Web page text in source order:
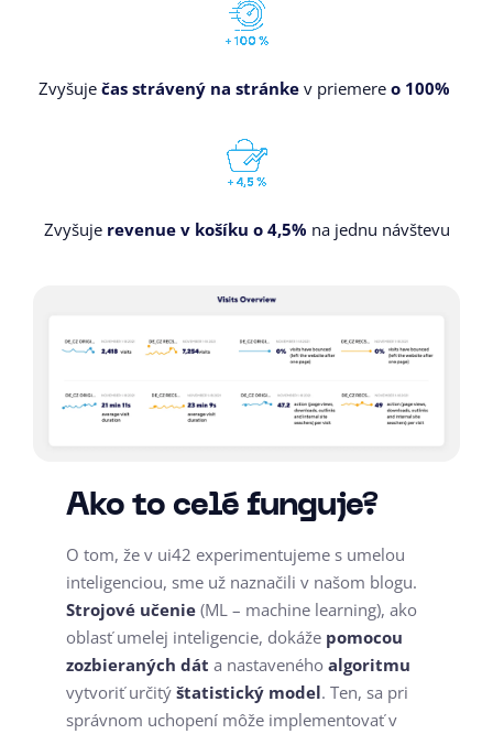
Zvyšuje čas strávený na stránke v priemere o 100%
Zvyšuje revenue v košíku o 4,5% na jednu návštevu
Ako to celé funguje?
O tom, že v ui42 experimentujeme s umelou
inteligenciou, sme už naznačili v našom blogu.
Strojové učenie (ML – machine learning), ako
oblasť umelej inteligencie, dokáže pomocou
zozbieraných dát a nastaveného algoritmu
vytvoriť určitý štatistický model. Ten, sa pri
správnom uchopení môže implementovať v